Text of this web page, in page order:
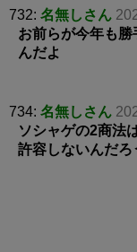
732: 名無しさん
お前らが今年も
んだよ
734: 名無しさん
ソシャゲの2商法
許容しないんだろ